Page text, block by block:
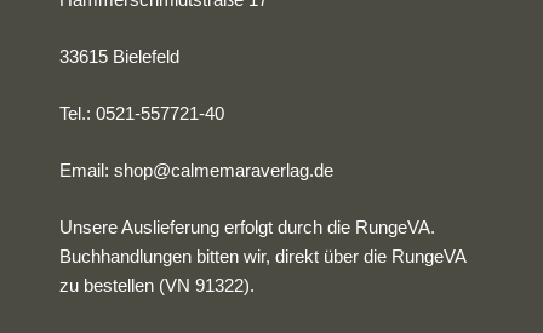
33615 Bielefeld
Tel.: 0521-557721-40
Email:shop@calmemaraverlag.de
Unsere Auslieferung erfolgt durch die RungeVA.
Buchhandlungen bitten wir, direkt über die RungeVA
zu bestellen (VN 91322).